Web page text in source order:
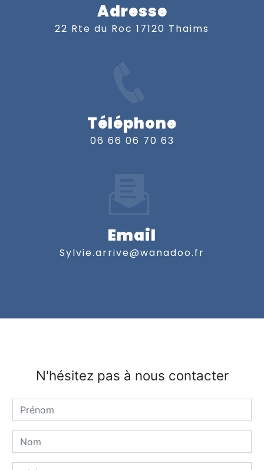
Adresse
22 Rte du Roc 17120 Thaims
Téléphone
06 66 06 70 63
Email
sylvie.arrive@wanadoo.fr
N'hésitez pas à nous contacter